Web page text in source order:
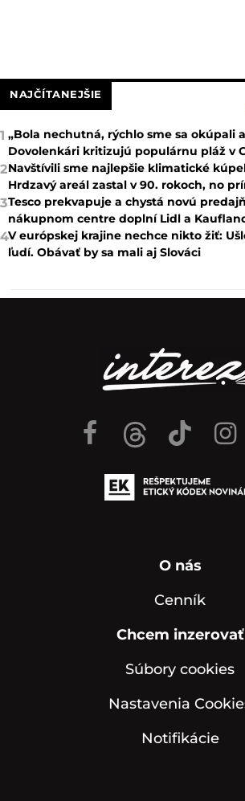
NAJČÍTANEJŠIE
1 „Bola nechutná, rýchlo sme sa okúpali
Dovolenkári kritizujú populárnu pláž v
2Navštívili sme najlepšie klimatické
Hrdzavý areál zastal v 90. rokoch, no
3Tesco prekvapuje a chystá novú
nákupnom centre doplní Lidl a
4V európskej krajine nechce nikto žiť:
ľudí. Obávať by sa mali aj Slováci
O nás
Cenník
Chcem inzerovať
Súbory cookies
Nastavenia
Notifikácie